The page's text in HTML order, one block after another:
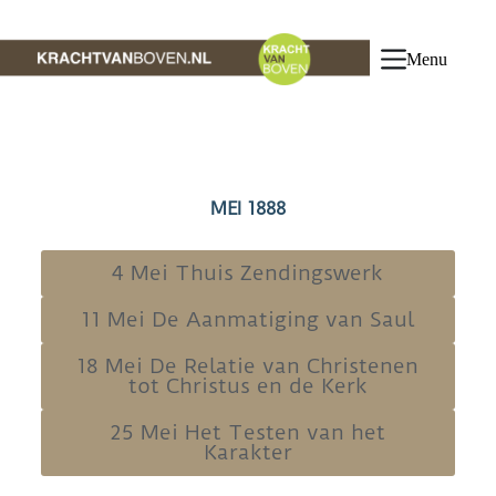
Menu
MEI 1888
4 Mei Thuis Zendingswerk
11 Mei De Aanmatiging van Saul
18 Mei De Relatie van Christenen
tot Christus en de Kerk
25 Mei Het Testen van het
Karakter